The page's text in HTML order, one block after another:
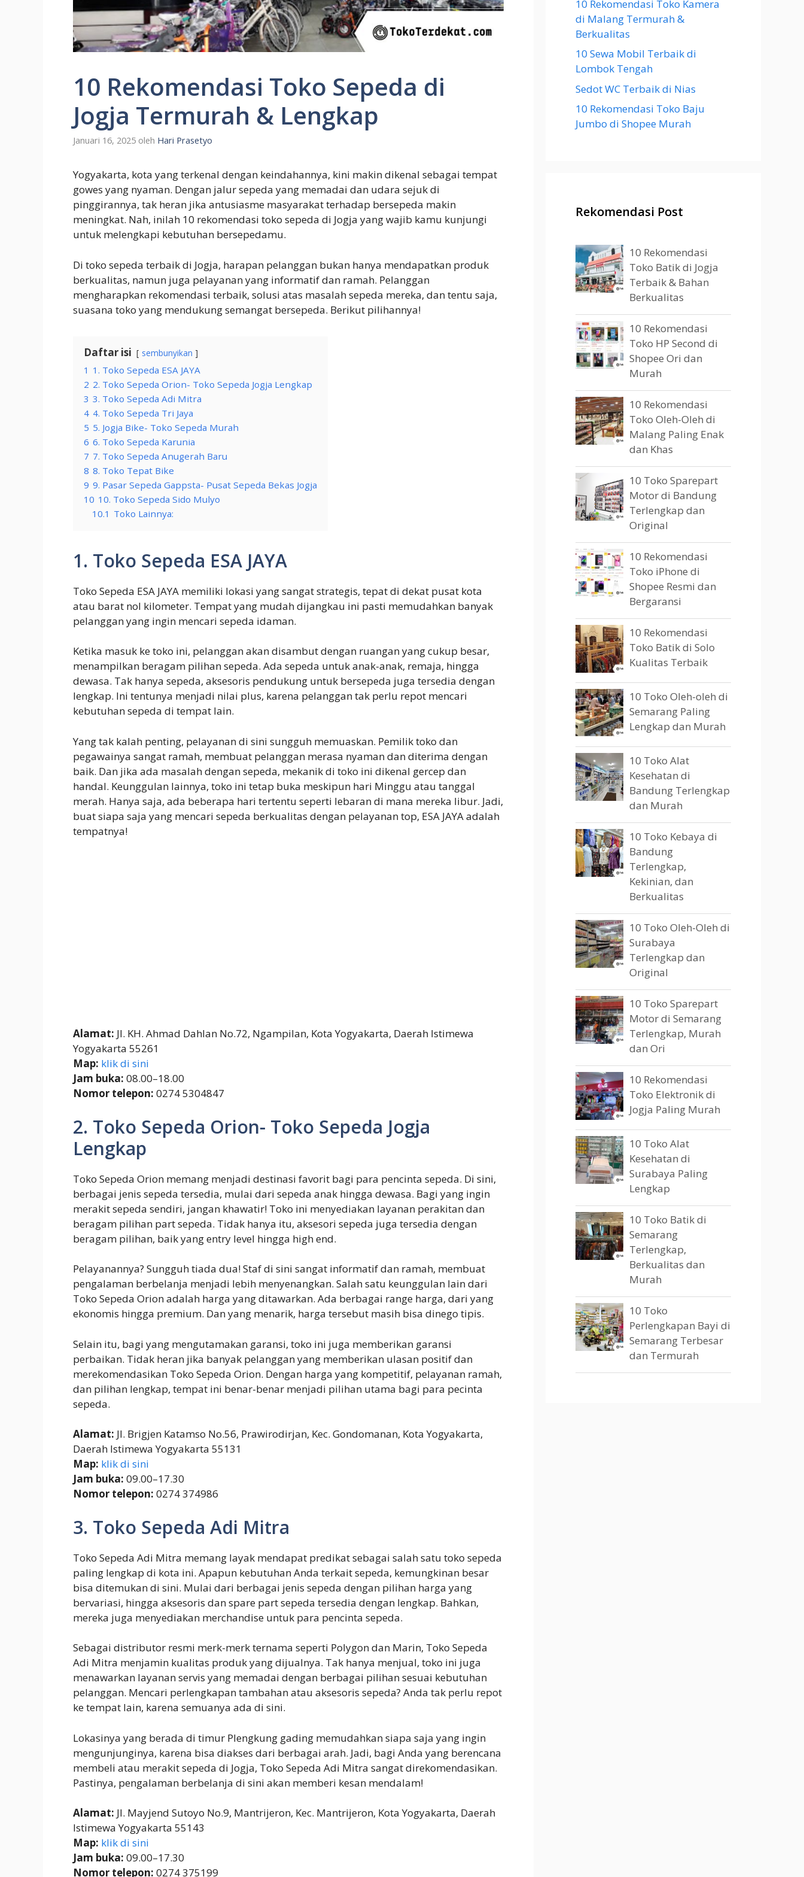
10 Rekomendasi Toko Sepeda di
Jogja Termurah & Lengkap
Januari 16, 2025 oleh Hari Prasetyo
Yogyakarta, kota yang terkenal dengan keindahannya, kini makin dikenal sebagai tempat
gowes yang nyaman. Dengan jalur sepeda yang memadai dan udara sejuk di
pinggirannya, tak heran jika antusiasme masyarakat terhadap bersepeda makin
meningkat. Nah, inilah 10 rekomendasi toko sepeda di Jogja yang wajib kamu kunjungi
untuk melengkapi kebutuhan bersepedamu.
Di toko sepeda terbaik di Jogja, harapan pelanggan bukan hanya mendapatkan produk
berkualitas, namun juga pelayanan yang informatif dan ramah. Pelanggan
mengharapkan rekomendasi terbaik, solusi atas masalah sepeda mereka, dan tentu saja,
suasana toko yang mendukung semangat bersepeda. Berikut pilihannya!
Daftar isi sembunyikan
1 1. Toko Sepeda ESA JAYA
2 2. Toko Sepeda Orion- Toko Sepeda Jogja Lengkap
3 3. Toko Sepeda Adi Mitra
4 4. Toko Sepeda Tri Jaya
5 5. Jogja Bike- Toko Sepeda Murah
6 6. Toko Sepeda Karunia
7 7. Toko Sepeda Anugerah Baru
8 8. Toko Tepat Bike
9 9. Pasar Sepeda Gappsta- Pusat Sepeda Bekas Jogja
10 10. Toko Sepeda Sido Mulyo
10.1 Toko Lainnya:
1. Toko Sepeda ESA JAYA
Toko Sepeda ESA JAYA memiliki lokasi yang sangat strategis, tepat di dekat pusat kota
atau barat nol kilometer. Tempat yang mudah dijangkau ini pasti memudahkan banyak
pelanggan yang ingin mencari sepeda idaman.
Ketika masuk ke toko ini, pelanggan akan disambut dengan ruangan yang cukup besar,
menampilkan beragam pilihan sepeda. Ada sepeda untuk anak-anak, remaja, hingga
dewasa. Tak hanya sepeda, aksesoris pendukung untuk bersepeda juga tersedia dengan
lengkap. Ini tentunya menjadi nilai plus, karena pelanggan tak perlu repot mencari
kebutuhan sepeda di tempat lain.
Yang tak kalah penting, pelayanan di sini sungguh memuaskan. Pemilik toko dan
pegawainya sangat ramah, membuat pelanggan merasa nyaman dan diterima dengan
baik. Dan jika ada masalah dengan sepeda, mekanik di toko ini dikenal gercep dan
handal. Keunggulan lainnya, toko ini tetap buka meskipun hari Minggu atau tanggal
merah. Hanya saja, ada beberapa hari tertentu seperti lebaran di mana mereka libur. Jadi,
buat siapa saja yang mencari sepeda berkualitas dengan pelayanan top, ESA JAYA adalah
tempatnya!
Alamat: Jl. KH. Ahmad Dahlan No.72, Ngampilan, Kota Yogyakarta, Daerah Istimewa
Yogyakarta 55261
Map: klik di sini
Jam buka: 08.00–18.00
Nomor telepon: 0274 5304847
2. Toko Sepeda Orion- Toko Sepeda Jogja
Lengkap
Toko Sepeda Orion memang menjadi destinasi favorit bagi para pencinta sepeda. Di sini,
berbagai jenis sepeda tersedia, mulai dari sepeda anak hingga dewasa. Bagi yang ingin
merakit sepeda sendiri, jangan khawatir! Toko ini menyediakan layanan perakitan dan
beragam pilihan part sepeda. Tidak hanya itu, aksesori sepeda juga tersedia dengan
beragam pilihan, baik yang entry level hingga high end.
Pelayanannya? Sungguh tiada dua! Staf di sini sangat informatif dan ramah, membuat
pengalaman berbelanja menjadi lebih menyenangkan. Salah satu keunggulan lain dari
Toko Sepeda Orion adalah harga yang ditawarkan. Ada berbagai range harga, dari yang
ekonomis hingga premium. Dan yang menarik, harga tersebut masih bisa dinego tipis.
Selain itu, bagi yang mengutamakan garansi, toko ini juga memberikan garansi
perbaikan. Tidak heran jika banyak pelanggan yang memberikan ulasan positif dan
merekomendasikan Toko Sepeda Orion. Dengan harga yang kompetitif, pelayanan ramah,
dan pilihan lengkap, tempat ini benar-benar menjadi pilihan utama bagi para pecinta
sepeda.
Alamat: Jl. Brigjen Katamso No.56, Prawirodirjan, Kec. Gondomanan, Kota Yogyakarta,
Daerah Istimewa Yogyakarta 55131
Map: klik di sini
Jam buka: 09.00–17.30
Nomor telepon: 0274 374986
3. Toko Sepeda Adi Mitra
Toko Sepeda Adi Mitra memang layak mendapat predikat sebagai salah satu toko sepeda
paling lengkap di kota ini. Apapun kebutuhan Anda terkait sepeda, kemungkinan besar
bisa ditemukan di sini. Mulai dari berbagai jenis sepeda dengan pilihan harga yang
bervariasi, hingga aksesoris dan spare part sepeda tersedia dengan lengkap. Bahkan,
mereka juga menyediakan merchandise untuk para pencinta sepeda.
Sebagai distributor resmi merk-merk ternama seperti Polygon dan Marin, Toko Sepeda
Adi Mitra menjamin kualitas produk yang dijualnya. Tak hanya menjual, toko ini juga
menawarkan layanan servis yang memadai dengan berbagai pilihan sesuai kebutuhan
pelanggan. Mencari perlengkapan tambahan atau aksesoris sepeda? Anda tak perlu repot
ke tempat lain, karena semuanya ada di sini.
Lokasinya yang berada di timur Plengkung gading memudahkan siapa saja yang ingin
mengunjunginya, karena bisa diakses dari berbagai arah. Jadi, bagi Anda yang berencana
membeli atau merakit sepeda di Jogja, Toko Sepeda Adi Mitra sangat direkomendasikan.
Pastinya, pengalaman berbelanja di sini akan memberi kesan mendalam!
Alamat: Jl. Mayjend Sutoyo No.9, Mantrijeron, Kec. Mantrijeron, Kota Yogyakarta, Daerah
Istimewa Yogyakarta 55143
Map: klik di sini
Jam buka: 09.00–17.30
Nomor telepon: 0274 375199
10 Rekomendasi Toko Kamera
di Malang Termurah &
Berkualitas
10 Sewa Mobil Terbaik di
Lombok Tengah
Sedot WC Terbaik di Nias
10 Rekomendasi Toko Baju
Jumbo di Shopee Murah
Rekomendasi Post
10 Rekomendasi
Toko Batik di Jogja
Terbaik & Bahan
Berkualitas
10 Rekomendasi
Toko HP Second di
Shopee Ori dan
Murah
10 Rekomendasi
Toko Oleh-Oleh di
Malang Paling Enak
dan Khas
10 Toko Sparepart
Motor di Bandung
Terlengkap dan
Original
10 Rekomendasi
Toko iPhone di
Shopee Resmi dan
Bergaransi
10 Rekomendasi
Toko Batik di Solo
Kualitas Terbaik
10 Toko Oleh-oleh di
Semarang Paling
Lengkap dan Murah
10 Toko Alat
Kesehatan di
Bandung Terlengkap
dan Murah
10 Toko Kebaya di
Bandung
Terlengkap,
Kekinian, dan
Berkualitas
10 Toko Oleh-Oleh di
Surabaya
Terlengkap dan
Original
10 Toko Sparepart
Motor di Semarang
Terlengkap, Murah
dan Ori
10 Rekomendasi
Toko Elektronik di
Jogja Paling Murah
10 Toko Alat
Kesehatan di
Surabaya Paling
Lengkap
10 Toko Batik di
Semarang
Terlengkap,
Berkualitas dan
Murah
10 Toko
Perlengkapan Bayi di
Semarang Terbesar
dan Termurah